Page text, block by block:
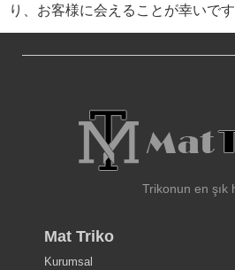
り、お客様に会えることが幸いです
Trikonun en şık
Mat Triko
Kurumsal